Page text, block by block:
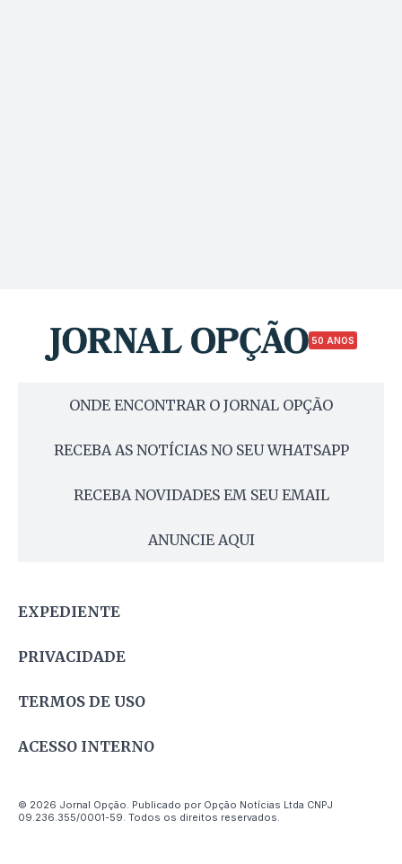
50 ANOS
ONDE ENCONTRAR O JORNAL OPÇÃO
RECEBA AS NOTÍCIAS NO SEU WHATSAPP
RECEBA NOVIDADES EM SEU EMAIL
ANUNCIE AQUI
EXPEDIENTE
PRIVACIDADE
TERMOS DE USO
ACESSO INTERNO
© 2026 Jornal Opção. Publicado por Opção Notícias Ltda CNPJ
09.236.355/0001-59. Todos os direitos reservados.